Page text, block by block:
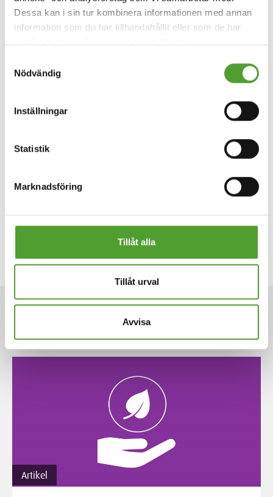
Dessa kan i sin tur kombinera informationen med annan
information som du har tillhandahållit eller som de har
Nödvändig
Inställningar
Statistik
Marknadsföring
Tillåt alla
Tillåt urval
Avvisa
Klicka på bilden för att förstora den.
Artikel